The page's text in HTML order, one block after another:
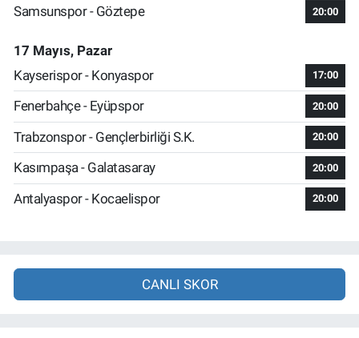
Samsunspor - Göztepe 20:00
17 Mayıs, Pazar
Kayserispor - Konyaspor
17:00
Fenerbahçe - Eyüpspor 20:00
Trabzonspor - Gençlerbirliği S.K. 20:00
Kasımpaşa - Galatasaray 20:00
Antalyaspor - Kocaelispor 20:00
CANLI SKOR